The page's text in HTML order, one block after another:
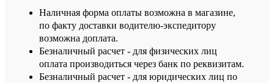
Наличная форма оплаты возможна в магазине,
по факту доставки водителю-экспедитору
возможна доплата.
Безналичный расчет - для физических лиц
оплата производиться через банк по реквизитам.
Безналичный расчет - для юридических лиц по